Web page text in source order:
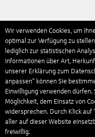
Wir verwenden Cookies, um
optimal zur Verfügung zu
lediglich zur statistischen
Informationen über Art,
unserer Erklärung zum
anpassen" können Sie
Einwilligung verwenden
Möglichkeit, dem Einsatz von
widersprechen. Durch Klick auf
aller auf dieser Website
freiwillig.